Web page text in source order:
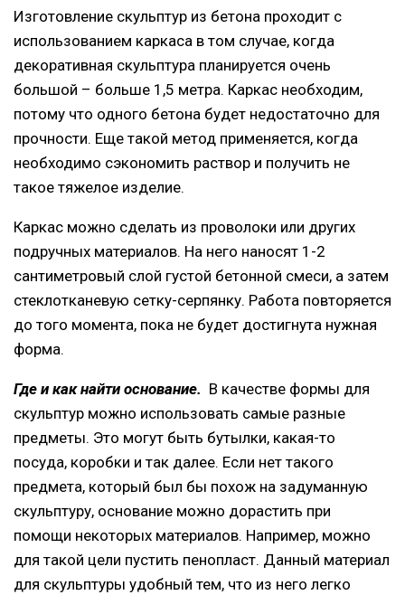
Изготовление скульптур из бетона проходит с
использованием каркаса в том случае, когда
декоративная скульптура планируется очень
большой – больше 1,5 метра. Каркас необходим,
потому что одного бетона будет недостаточно для
прочности. Еще такой метод применяется, когда
необходимо сэкономить раствор и получить не
такое тяжелое изделие.
Каркас можно сделать из проволоки или других
подручных материалов. На него наносят 1-2
сантиметровый слой густой бетонной смеси, а затем
стеклотканевую сетку-серпянку. Работа повторяется
до того момента, пока не будет достигнута нужная
форма.
Где и как найти основание. В качестве формы для
скульптур можно использовать самые разные
предметы. Это могут быть бутылки, какая-то
посуда, коробки и так далее. Если нет такого
предмета, который был бы похож на задуманную
скульптуру, основание можно дорастить при
помощи некоторых материалов. Например, можно
для такой цели пустить пенопласт. Данный материал
для скульптуры удобный тем, что из него легко